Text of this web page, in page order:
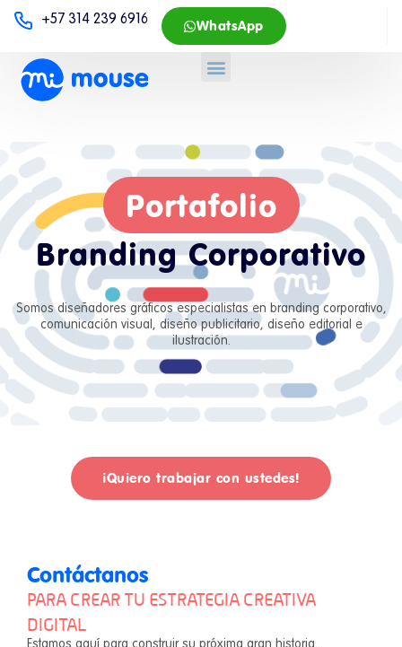
+57 314 239 6916 WhatsApp
Portafolio
Branding Corporativo
Somos diseñadores gráficos especialistas en branding corporativo,
comunicación visual, diseño publicitario, diseño editorial e
ilustración.
¡Quiero trabajar con ustedes!
Contáctanos
PARA CREAR TU ESTRATEGIA CREATIVA
DIGITAL
Estamos aquí para construir su próxima gran historia.